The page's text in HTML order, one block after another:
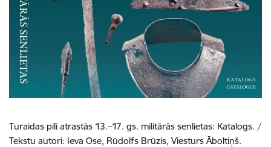
Turaidas pilī atrastās 13.–17. gs. militārās senlietas: Katalogs. /
Tekstu autori: Ieva Ose, Rūdolfs Brūzis, Viesturs Āboltiņš.